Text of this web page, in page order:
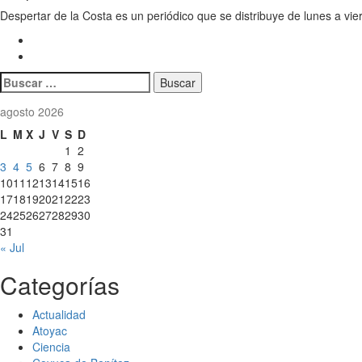
Despertar de la Costa es un periódico que se distribuye de lunes a
Buscar:
agosto 2026
L M X J V S D
1 2
3 4 5 6 7 8 9
1011 1213141516
17181920212223
24252627282930
31
« Jul
Categorías
Actualidad
Atoyac
Ciencia